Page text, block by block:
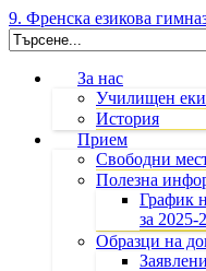
9. Френска езикова
Search
for:
За нас
Училищен
История
Прием
Свободни
Полезна
График
за 2025-
Образци на